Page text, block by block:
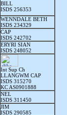
BILL
ISDS 256353
WENNDALE BETH
ISDS 234329
CAP
ISDS 242702
ERYRI SIAN
ISDS 248052
Int Sup Ch
LLANGWM CAP
ISDS 315270
KC AS0901888
NEL
ISDS 311450
JIM
ISDS 290585